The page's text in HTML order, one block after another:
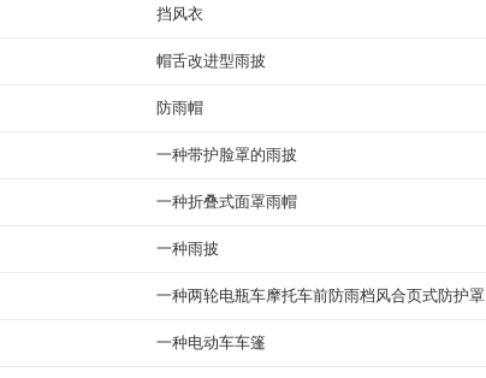
挡风衣
帽舌改进型雨披
防雨帽
一种带护脸罩的雨披
一种折叠式面罩雨帽
一种雨披
一种两轮电瓶车摩托车前防雨档风合页式防护罩
一种电动车车篷